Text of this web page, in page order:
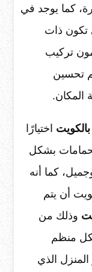
كما يوجد في
تكون ذات
تركيب
تحسين
المكان.
اختيارًا
بشكل
كما أنه
أن يتم
وذلك من
منظم
الذي